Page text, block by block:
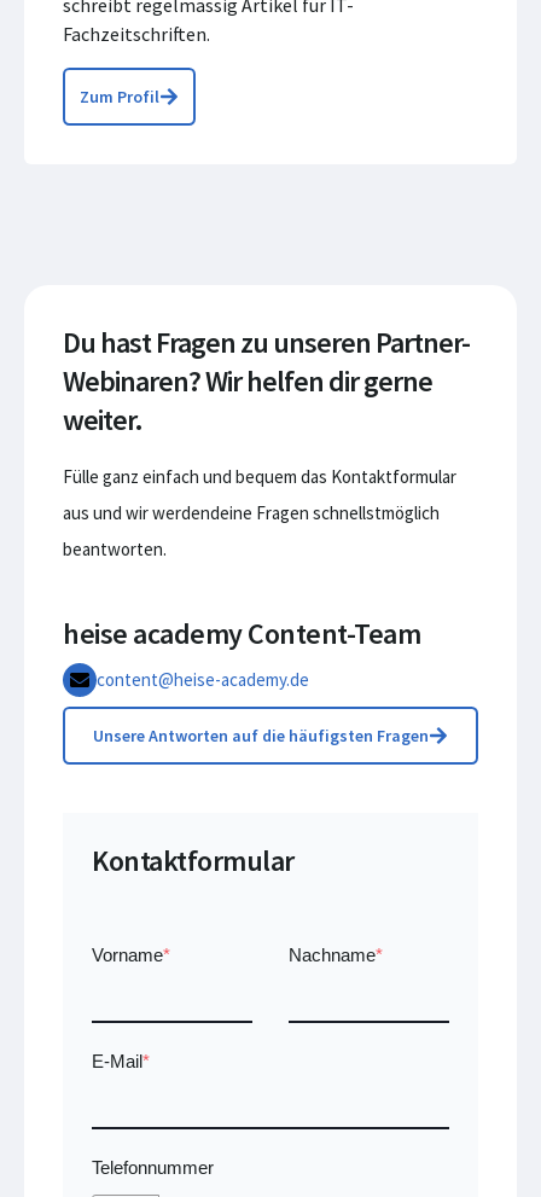
schreibt regelmässig Artikel für IT-
Fachzeitschriften.
Zum Profil
Du hast Fragen zu unseren Partner-
Webinaren? Wir helfen dir gerne
weiter.
Fülle ganz einfach und bequem das Kontaktformular
aus und wir werdendeine Fragen schnellstmöglich
beantworten.
heise academy Content-Team
content@heise-academy.de
Unsere Antworten auf die häufigsten Fragen
Kontaktformular
Vorname* Nachname*
E-Mail*
Telefonnummer